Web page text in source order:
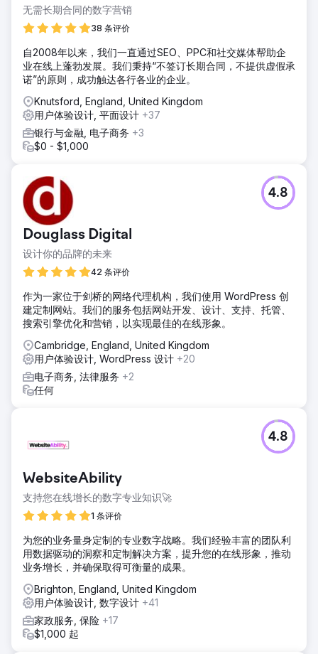
无需长期合同的数字营销
38 条评价
自2008年以来，我们一直通过SEO、PPC和社交媒体帮助企
业在线上蓬勃发展。我们秉持“不签订长期合同，不提供虚假承
诺”的原则，成功触达各行各业的企业。
Knutsford, England, United Kingdom
用户体验设计, 平面设计 +37
银行与金融, 电子商务 +3
$0 - $1,000
Douglass Digital
设计你的品牌的未来
42 条评价
4.8
作为一家位于剑桥的网络代理机构，我们使用 WordPress 创
建定制网站。我们的服务包括网站开发、设计、支持、托管、
搜索引擎优化和营销，以实现最佳的在线形象。
Cambridge, England, United Kingdom
用户体验设计, WordPress 设计 +20
电子商务, 法律服务 +2
任何
WebsiteAbility
支持您在线增长的数字专业知识🚀
1 条评价
4.8
为您的业务量身定制的专业数字战略。我们经验丰富的团队利
用数据驱动的洞察和定制解决方案，提升您的在线形象，推动
业务增长，并确保取得可衡量的成果。
Brighton, England, United Kingdom
用户体验设计, 数字设计 +41
家政服务, 保险 +17
$1,000 起